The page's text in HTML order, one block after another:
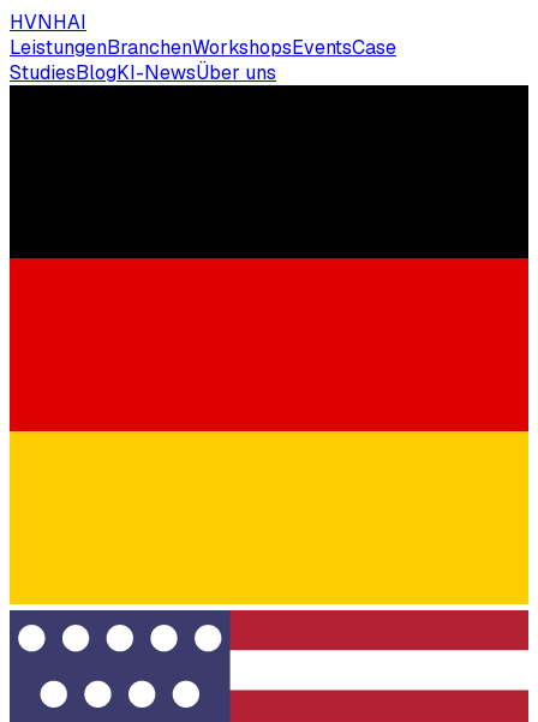
HVNHAI
LeistungenBranchenWorkshopsEventsCase
StudiesBlogKI-NewsÜber uns